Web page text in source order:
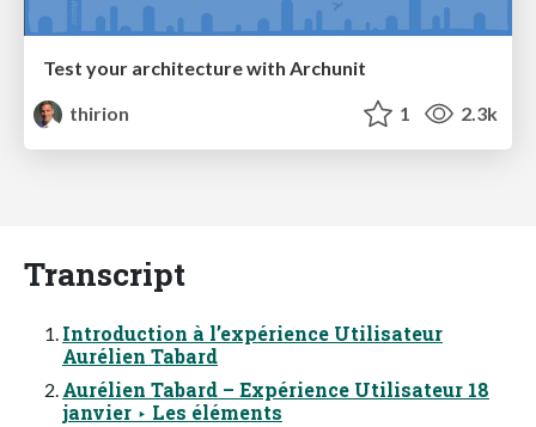
Test your architecture with Archunit
thirion
1 2.3k
Transcript
Introduction à l’expérience Utilisateur
Aurélien Tabard
Aurélien Tabard – Expérience Utilisateur 18
janvier ‣ Les éléments